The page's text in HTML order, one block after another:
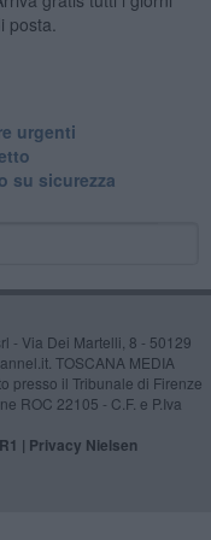
urgenti
su sicurezza
- Via Dei Martelli, 8 - 50129
TOSCANA MEDIA
presso il Tribunale di Firenze
ROC 22105 - C.F. e P.Iva
| Privacy Nielsen